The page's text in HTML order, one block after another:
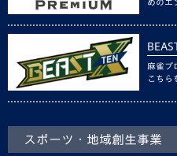
めのエ
麻雀プ
こちら
スポーツ・地域創生事業